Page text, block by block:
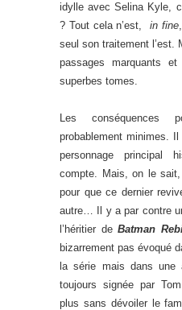
idylle avec Selina Kyle,
? Tout cela n’est, in fine
seul son traitement l’est.
passages
superbes tomes.
Les
probablement minimes.
personnage principal
compte. Mais, on le
pour que ce dernier
autre… Il y a par contre
l’héritier de Batman
bizarrement pas évoqué
la série mais dans une
toujours signée par
plus sans dévoiler le